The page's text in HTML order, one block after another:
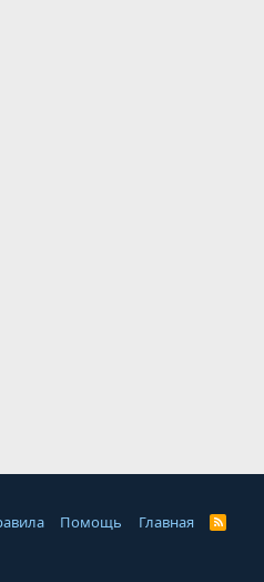
Помощь Главная